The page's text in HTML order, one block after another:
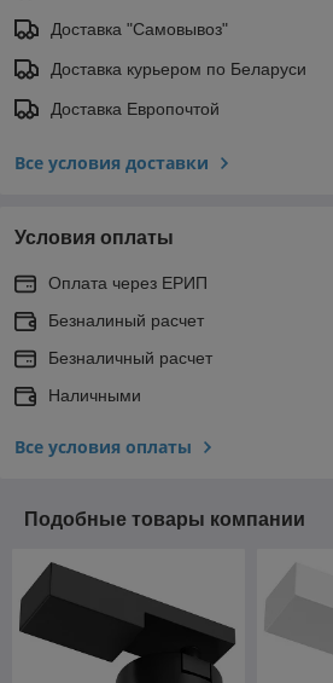
Доставка "Самовывоз"
Доставка курьером по Беларуси
Доставка Европочтой
Все условия доставки
Условия оплаты
Оплата через ЕРИП
Безналиный расчет
Безналичный расчет
Наличными
Все условия оплаты
Подобные товары компании